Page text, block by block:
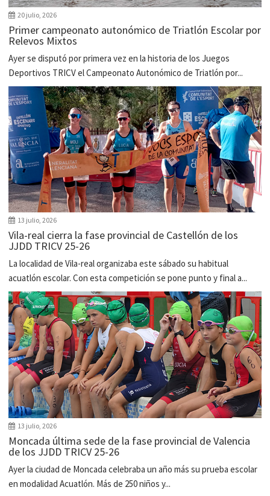
20 julio, 2026
Primer campeonato autonómico de Triatlón Escolar por
Relevos Mixtos
Ayer se disputó por primera vez en la historia de los Juegos
Deportivos TRICV el Campeonato Autonómico de Triatlón por...
13 julio, 2026
Vila-real cierra la fase provincial de Castellón de los
JJDD TRICV 25-26
La localidad de Vila-real organizaba este sábado su habitual
acuatlón escolar. Con esta competición se pone punto y final a...
13 julio, 2026
Moncada última sede de la fase provincial de Valencia
de los JJDD TRICV 25-26
Ayer la ciudad de Moncada celebraba un año más su prueba escolar
en modalidad Acuatlón. Más de 250 niños y...